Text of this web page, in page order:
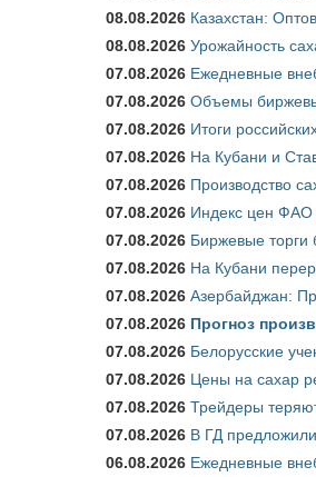
08.08.2026 Казахстан:
08.08.2026 Урожайность
07.08.2026 Ежедневные
07.08.2026 Объемы
07.08.2026 Итоги
07.08.2026 На Кубани и
07.08.2026 Производство
07.08.2026 Индекс цен ФАО
07.08.2026 Биржевые
07.08.2026 На Кубани
07.08.2026 Азербайджан:
07.08.2026 Прогноз
07.08.2026 Белорусские
07.08.2026 Цены на сахар
07.08.2026 Трейдеры
07.08.2026 В ГД
06.08.2026 Ежедневные